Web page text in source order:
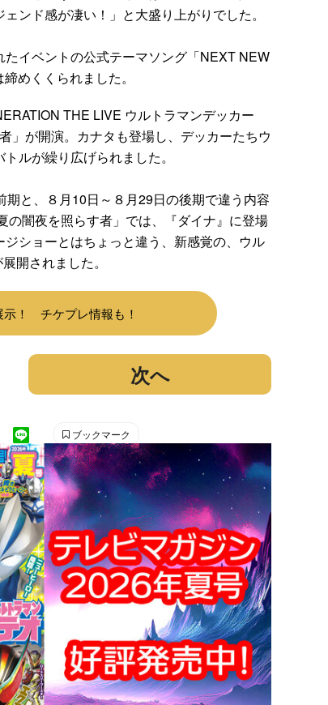
ンド感が凄い！」と大盛り上がりでした。
イベントの公式テーマソング「NEXT NEW
めくくられました。
THE LIVE ウルトラマンデッカー
が開演。カナタも登場し、デッカーたちウ
ルが繰り広げられました。
と、８月10日～８月29日の後期で違う内容
の闇夜を照らす者」では、『ダイナ』に登場
ショーとはちょっと違う、新感覚の、ウル
開されました。
示！ チケプレ情報も！
次へ
ブックマーク
ウルトラマンシ
リーズ60周年記
念！ ウルトラ
セブン＝モロボ
シ・ダンを演じ
た森次晃嗣氏特
別インタビュー
仮面ライダー誕
生55周年記
念！ 仮面ライ
ダー１号＝本郷
猛を演じた藤岡
弘、氏特別イン
タビュー
テレビマガジン
2026年夏号発
売!!